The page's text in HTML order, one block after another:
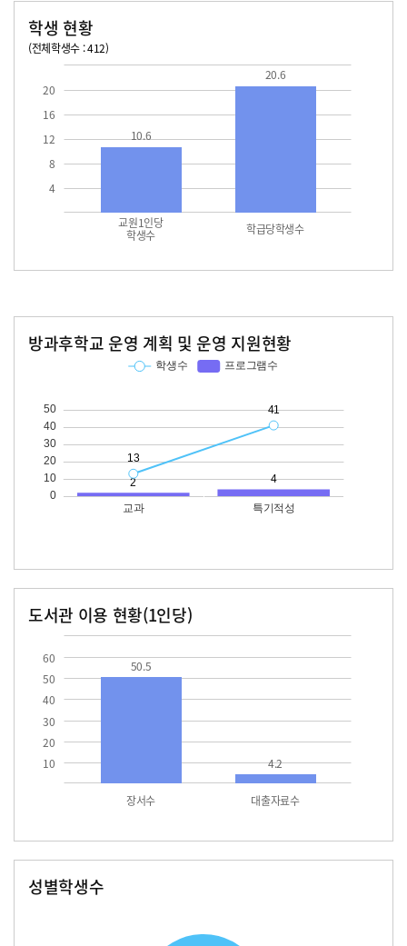
학생 현황
(전체학생수 : 412)
4
8
12
16
20
교원1인당
학생수 학급당학생수
10.6
20.6
방과후학교 운영 계획 및 운영 지원현황
도서관 이용 현황(1인당)
10
20
30
40
50
60
장서수 대출자료수
50.5
4.2
성별학생수